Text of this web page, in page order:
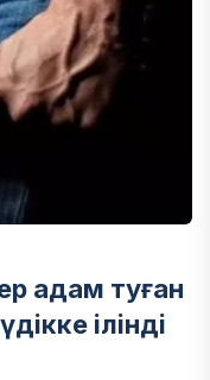
адам туған
ілінді